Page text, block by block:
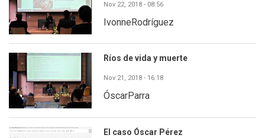
Nov 22, 2018 - 08:56
IvonneRodríguez
Ríos de vida y muerte
Nov 21, 2018 - 16:18
ÓscarParra
El caso Óscar Pérez